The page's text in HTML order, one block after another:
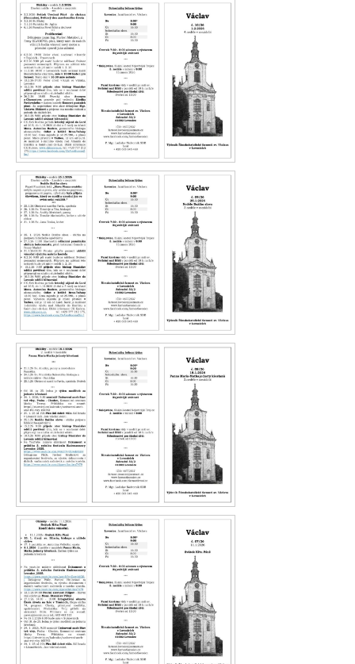
Václav 11.26
Václav 10,26
Václav 9.26
Václav 8.26